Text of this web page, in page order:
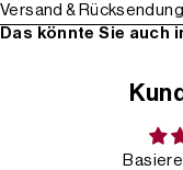
Versand &
Das könnte Sie auch